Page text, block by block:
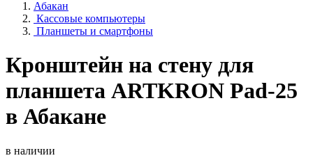
Абакан
Кассовые компьютеры
Планшеты и смартфоны
Кронштейн на стену для
планшета ARTKRON Pad-25
в Абакане
в наличии